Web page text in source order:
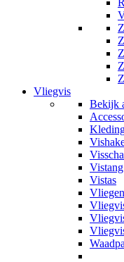
Vliegvis
Bekijk
Vistang
Vistas
Vliegen